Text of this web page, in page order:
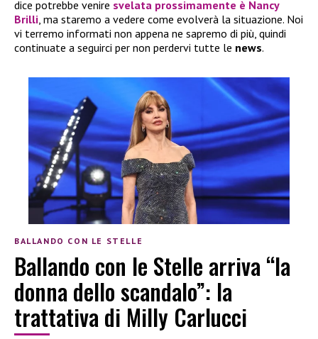
dice potrebbe venire svelata prossimamente è Nancy
Brilli, ma staremo a vedere come evolverà la situazione. Noi
vi terremo informati non appena ne sapremo di più, quindi
continuate a seguirci per non perdervi tutte le news.
BALLANDO CON LE STELLE
Ballando con le Stelle arriva “la
donna dello scandalo”: la
trattativa di Milly Carlucci